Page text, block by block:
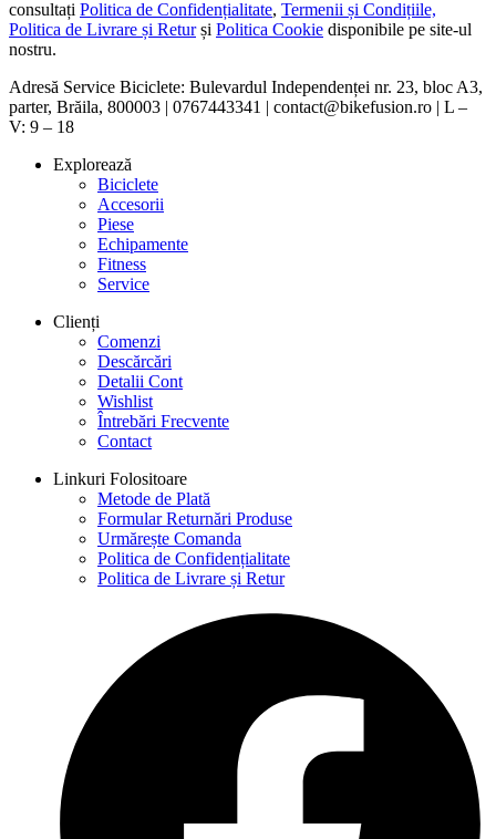
consultați Politica de Confidențialitate, Termenii și Condițiile,
Politica de Livrare și Returși Politica Cookie disponibile pe site-ul
nostru.
Adresă Service Biciclete: Bulevardul Independenței nr. 23, bloc A3,
parter, Brăila, 800003 | 0767443341 | contact@bikefusion.ro | L –
V: 9 – 18
Explorează
Biciclete
Accesorii
Piese
Echipamente
Fitness
Service
Clienți
Comenzi
Descărcări
Detalii Cont
Wishlist
Întrebări Frecvente
Contact
Linkuri Folositoare
Metode de Plată
Formular Returnări Produse
Urmărește Comanda
Politica de Confidențialitate
Politica de Livrare și Retur